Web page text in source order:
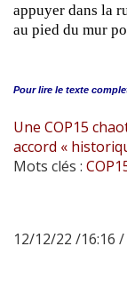
appuyer dans la
au pied du mur
Pour lire le texte
Une COP15
accord «
Mots clés :
12/12/22 /16:16 /